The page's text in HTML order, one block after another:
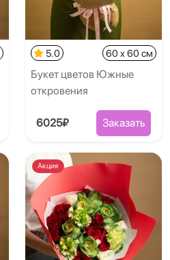
5.0 60 x 60 см
Букет цветов Южные
откровения
6025₽ Заказать
Акция